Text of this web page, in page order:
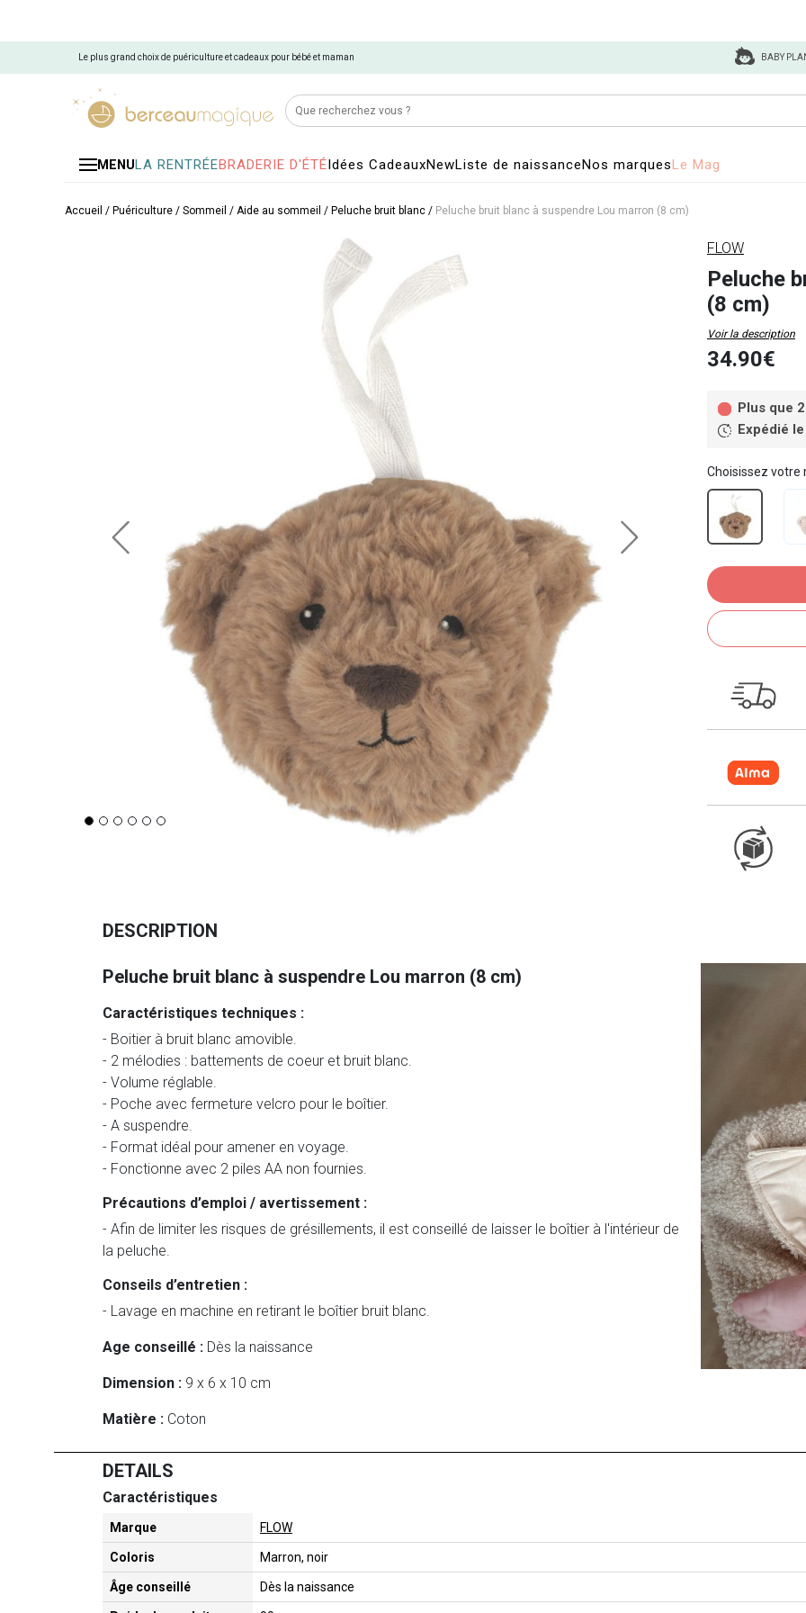
Le plus grand choix de puériculture et cadeaux pour bébé et maman BABY
MENULA RENTRÉEBRADERIE D'ÉTÉIdées CadeauxNewListe de naissanceNos marquesLe Mag
Accueil / Puériculture / Sommeil / Aide au sommeil / Peluche bruit blanc / Peluche bruit blanc à suspendre Lou marron (8 cm)
FLOW
Peluche
(8 cm)
Voir la description
34.90€
Plus que
Expédié
Choisissez votre
DESCRIPTION
Peluche bruit blanc à suspendre Lou marron (8 cm)
Caractéristiques techniques :
- Boitier à bruit blanc amovible.
- 2 mélodies : battements de coeur et bruit blanc.
- Volume réglable.
- Poche avec fermeture velcro pour le boîtier.
- A suspendre.
- Format idéal pour amener en voyage.
- Fonctionne avec 2 piles AA non fournies.
Précautions d’emploi / avertissement :
- Afin de limiter les risques de grésillements, il est conseillé de laisser le boîtier à l'intérieur de
la peluche.
Conseils d’entretien :
- Lavage en machine en retirant le boîtier bruit blanc.
Age conseillé : Dès la naissance
Dimension : 9 x 6 x 10 cm
Matière : Coton
DETAILS
Caractéristiques
Marque FLOW
Coloris Marron, noir
Âge conseillé Dès la naissance